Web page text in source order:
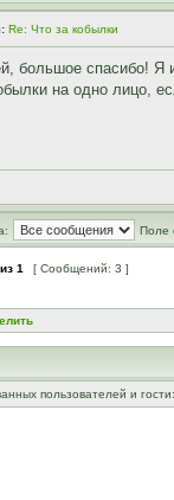
Re: Что за кобылки
большое спасибо! Я
на одно лицо,
Поле
из 1 [ Сообщений: 3 ]
пользователей и